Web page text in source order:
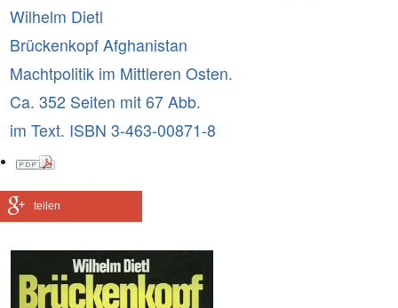
Wilhelm Dietl
Brückenkopf Afghanistan
Machtpolitik im Mittleren Osten.
Ca. 352 Seiten mit 67 Abb.
im Text. ISBN 3-463-00871-8
teilen